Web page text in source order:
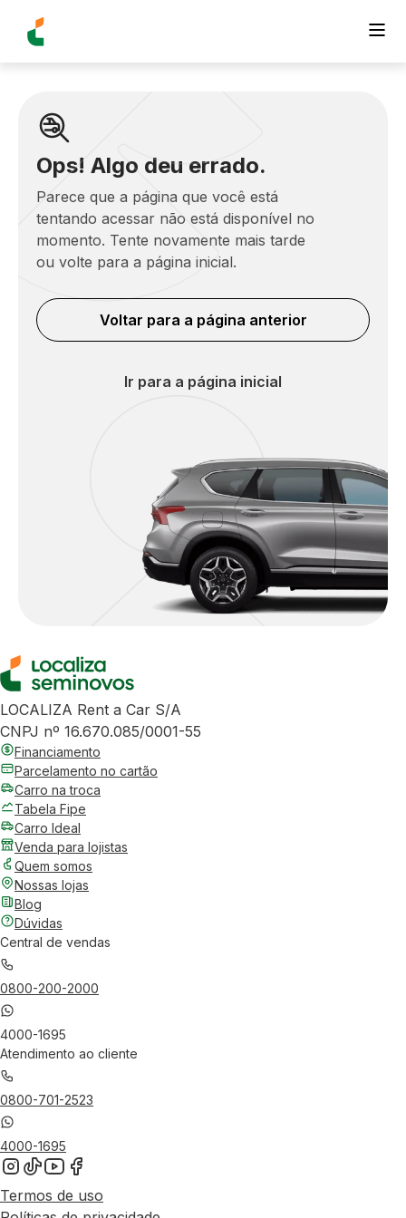
Ops! Algo deu errado.
Parece que a página que você está
tentando acessar não está disponível no
momento. Tente novamente mais tarde
ou volte para a página inicial.
Voltar para a página anterior
Ir para a página inicial
LOCALIZA Rent a Car S/A
CNPJ nº 16.670.085/0001-55
Financiamento
Parcelamento no cartão
Carro na troca
Tabela Fipe
Carro Ideal
Venda para lojistas
Quem somos
Nossas lojas
Blog
Dúvidas
Central de vendas
0800-200-2000
4000-1695
Atendimento ao cliente
0800-701-2523
4000-1695
Termos de uso